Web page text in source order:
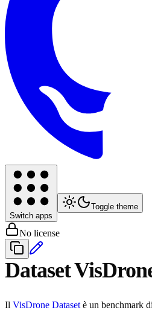
Switch apps
Toggle theme
No license
Dataset
Il VisDrone Dataset è un benchmark